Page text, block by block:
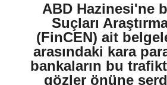
ABD Hazinesi'ne
Suçları
(FinCEN) ait
arasındaki kara
bankaların bu
gözler önüne